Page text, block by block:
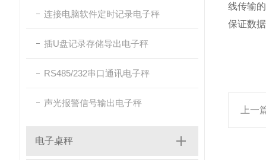
连接电脑软件定时记录电子秤
插U盘记录存储导出电子秤
RS485/232串口通讯电子秤
声光报警信号输出电子秤
电子桌秤
线传输
保证数
上一